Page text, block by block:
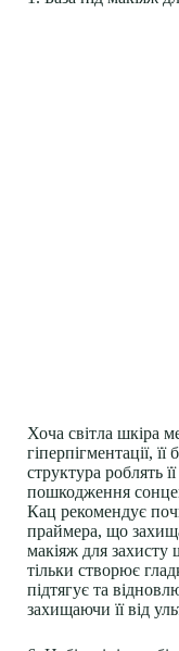
Хоча світла шкіра
гіперпігментації,
структура роблять
пошкодження
Кац рекомендує
праймера, що
макіяж для захисту
тільки створює
підтягує та
захищаючи її від